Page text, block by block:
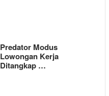
Predator Modus
Lowongan Kerja
Ditangkap …